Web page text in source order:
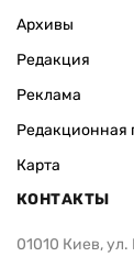
Архивы
Редакция
Реклама
Редакционная
Карта
КОНТАКТЫ
01010 Киев,